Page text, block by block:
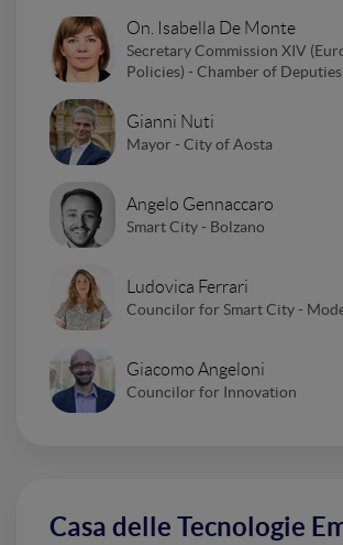
On. Isabella De Monte
Secretary Commission XIV
Policies) - Chamber of Deputies
Gianni Nuti
Mayor - City of Aosta
Angelo Gennaccaro
Smart City - Bolzano
Ludovica Ferrari
Councilor for Smart City -
Giacomo Angeloni
Councilor for Innovation
Casa delle Tecnologie